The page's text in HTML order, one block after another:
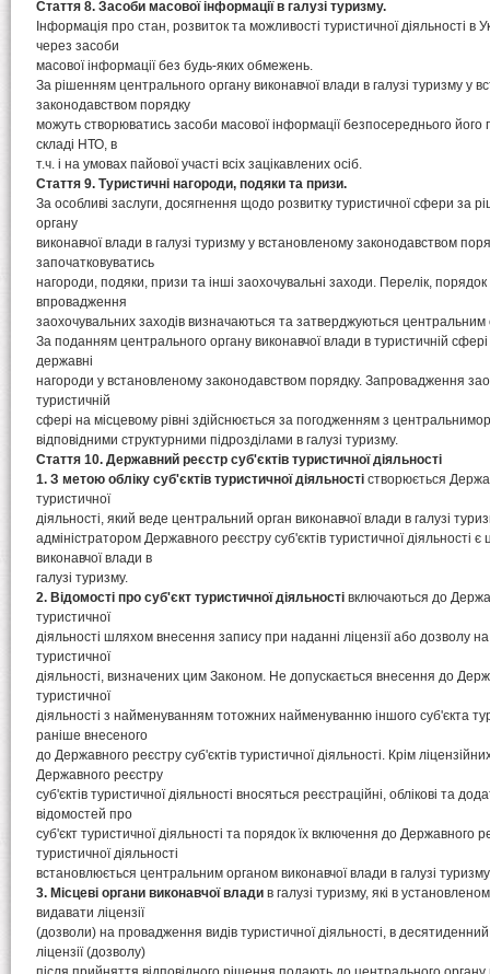
Стаття 8. Засоби масової інформації в галузі туризму.
Інформація про стан, розвиток та можливості туристичної діяльності в
через засоби
масової інформації без будь-яких обмежень.
За рішенням центрального органу виконавчої влади в галузі туризму у
законодавством порядку
можуть створюватись засоби масової інформації безпосереднього його
складі НТО, в
т.ч. і на умовах пайової участі всіх зацікавлених осіб.
Стаття 9. Туристичні нагороди, подяки та призи.
За особливі заслуги, досягнення щодо розвитку туристичної сфери за
органу
виконавчої влади в галузі туризму у встановленому законодавством
започатковуватись
нагороди, подяки, призи та інші заохочувальні заходи. Перелік,
впровадження
заохочувальних заходів визначаються та затверджуються центральним
За поданням центрального органу виконавчої влади в туристичній
державні
нагороди у встановленому законодавством порядку. Запровадження
туристичній
сфері на місцевому рівні здійснюється за погодженням з
відповідними структурними підрозділами в галузі туризму.
Стаття 10. Державний реєстр суб'єктів туристичної діяльності
1. З метою обліку суб'єктів туристичної діяльності створюється
туристичної
діяльності, який веде центральний орган виконавчої влади в галузі
адміністратором Державного реєстру суб'єктів туристичної діяльності
виконавчої влади в
галузі туризму.
2. Відомості про суб'єкт туристичної діяльності включаються до
туристичної
діяльності шляхом внесення запису при наданні ліцензії або дозволу
туристичної
діяльності, визначених цим Законом. Не допускається внесення до
туристичної
діяльності з найменуванням тотожних найменуванню іншого суб'єкта
раніше внесеного
до Державного реєстру суб'єктів туристичної діяльності. Крім
Державного реєстру
суб'єктів туристичної діяльності вносяться реєстраційні, облікові та
відомостей про
суб'єкт туристичної діяльності та порядок їх включення до Державного
туристичної діяльності
встановлюється центральним органом виконавчої влади в галузі туризму
3. Місцеві органи виконавчої влади в галузі туризму, які в
видавати ліцензії
(дозволи) на провадження видів туристичної діяльності, в
ліцензії (дозволу)